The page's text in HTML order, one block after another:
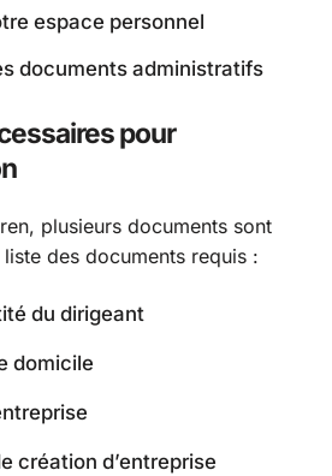
espace personnel
documents administratifs
pour
plusieurs documents sont
des documents requis :
du dirigeant
domicile
création d’entreprise